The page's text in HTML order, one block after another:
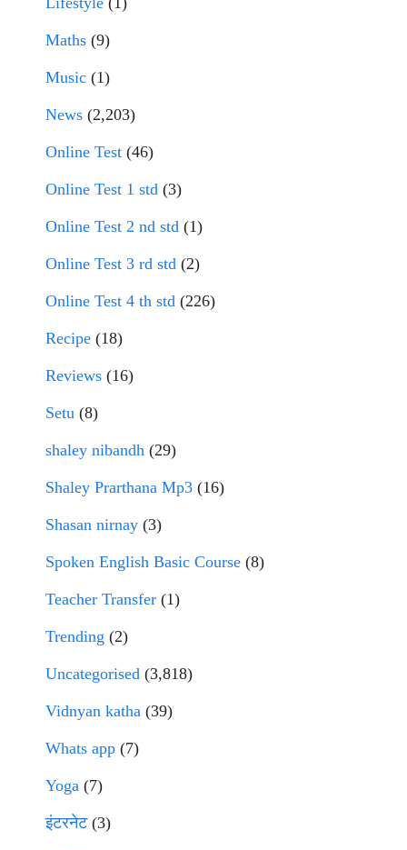
Maths (9)
Music (1)
News (2,203)
Online Test (46)
Online Test 1 std (3)
Online Test 2 nd std (1)
Online Test 3 rd std (2)
Online Test 4 th std (226)
Recipe (18)
Reviews (16)
Setu (8)
shaley nibandh (29)
Shaley Prarthana Mp3 (16)
Shasan nirnay (3)
Spoken English Basic Course (8)
Teacher Transfer (1)
Trending (2)
Uncategorised (3,818)
Vidnyan katha (39)
Whats app (7)
Yoga (7)
इंटरनेट(3)